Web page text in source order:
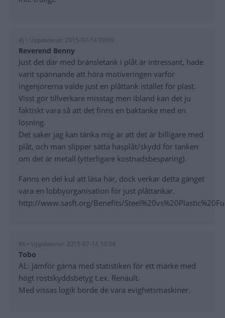
#j • Uppdaterat: 2015-07-14 09:09
Reverend Benny
Just det där med bränsletank i plåt är intressant, hade
varit spännande att höra motiveringen varför
ingenjörerna valde just en plåttank istället för plast.
Visst gör tillverkare misstag men ibland kan det ju
faktiskt vara så att det finns en baktanke med en
lösning.
Det saker jag kan tänka mig är att det är billigare med
plåt, och man slipper sätta hasplåt/skydd för tanken
om det är metall (ytterligare kostnadsbesparing).
Fanns en del kul att läsa här, dock verkar detta gänget
vara en lobbyorganisation för just plåttankar.
http://www.sasft.org/Benefits/
#k • Uppdaterat: 2015-07-14 10:34
Tobo
AL: jämför gärna med statistiken för ett märke med
högt rostskyddsbetyg t.ex. Renault.
Med vissas logik borde de vara evighetsmaskiner.